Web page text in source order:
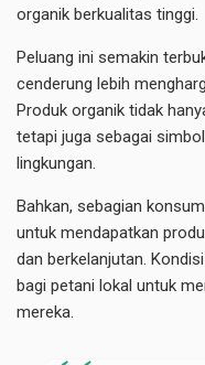
organik berkualitas tinggi.
Peluang ini semakin
cenderung lebih
Produk organik tidak
tetapi juga sebagai
lingkungan.
Bahkan, sebagian
untuk mendapatkan
dan berkelanjutan.
bagi petani lokal untuk
mereka.